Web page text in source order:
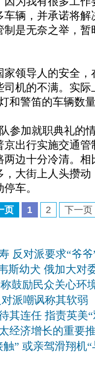
辆，并承诺将
是无奈之举，
领导人的安全
机的不满。实际
和警笛的车辆数
参加就职典礼的
出行实施交通
边十分冷清。
，大街上人头攒
车。
页 1 2 下一页
反对派要求“爷爷
斯幼犬 俄加大对
鼓励民众关心环
派嘲讽称其软弱
其连任 指责英美
经济增长的重要
” 或亲驾滑翔机“